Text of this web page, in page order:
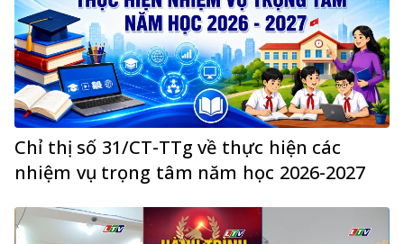
Chỉ thị số 31/CT-TTg về thực hiện các
nhiệm vụ trọng tâm năm học 2026-2027